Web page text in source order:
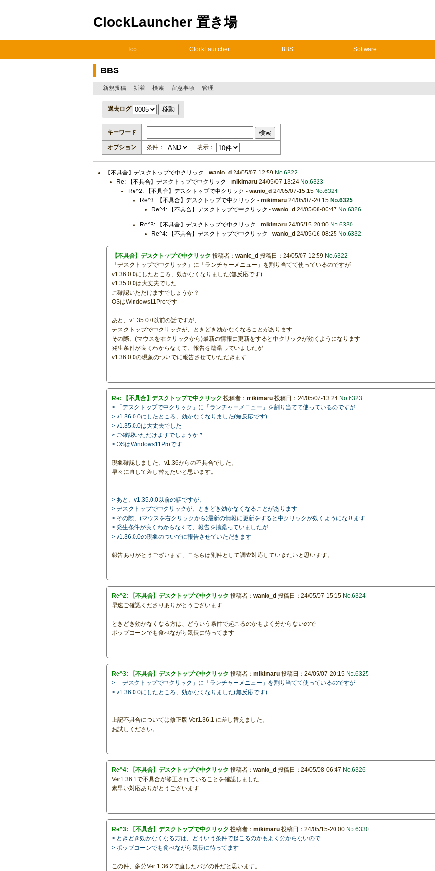
ClockLauncher 置き場
Top ClockLauncher BBS Software
BBS
新規投稿 新着 検索 留意事項 管理
過去ログ
キーワード
オプション 条件： 表示：
【不具合】デスクトップで中クリック - wanio_d 24/05/07-12:59 No.6322
Re: 【不具合】デスクトップで中クリック - mikimaru 24/05/07-13:24 No.6323
Re^2: 【不具合】デスクトップで中クリック - wanio_d 24/05/07-15:15 No.6324
Re^3: 【不具合】デスクトップで中クリック - mikimaru 24/05/07-20:15 No.6325
Re^4: 【不具合】デスクトップで中クリック - wanio_d 24/05/08-06:47 No.6326
Re^3: 【不具合】デスクトップで中クリック - mikimaru 24/05/15-20:00 No.6330
Re^4: 【不具合】デスクトップで中クリック - wanio_d 24/05/16-08:25 No.6332
【不具合】デスクトップで中クリック 投稿者：wanio_d 投稿日：24/05/07-12:59 No.6322
「デスクトップで中クリック」に「ランチャーメニュー」を割り当てて使っているのですが
v1.36.0.0にしたところ、効かなくなりました(無反応です)
v1.35.0.0は大丈夫でした
ご確認いただけますでしょうか？
OSはWindows11Proです
あと、v1.35.0.0以前の話ですが、
デスクトップで中クリックが、ときどき効かなくなることがあります
その際、(マウスを右クリックから)最新の情報に更新をすると中クリックが効くようになります
発生条件が良くわからなくて、報告を躊躇っていましたが
v1.36.0.0の現象のついでに報告させていただきます
Re: 【不具合】デスクトップで中クリック 投稿者：mikimaru 投稿日：24/05/07-13:24 No.6323
> 「デスクトップで中クリック」に「ランチャーメニュー」を割り当てて使っているのですが
> v1.36.0.0にしたところ、効かなくなりました(無反応です)
> v1.35.0.0は大丈夫でした
> ご確認いただけますでしょうか？
> OSはWindows11Proです
現象確認しました、v1.36からの不具合でした。
早々に直して差し替えたいと思います。
> あと、v1.35.0.0以前の話ですが、
> デスクトップで中クリックが、ときどき効かなくなることがあります
> その際、(マウスを右クリックから)最新の情報に更新をすると中クリックが効くようになります
> 発生条件が良くわからなくて、報告を躊躇っていましたが
> v1.36.0.0の現象のついでに報告させていただきます
報告ありがとうございます、こちらは別件として調査対応していきたいと思います。
Re^2: 【不具合】デスクトップで中クリック 投稿者：wanio_d 投稿日：24/05/07-15:15 No.6324
早速ご確認くださりありがとうございます
ときどき効かなくなる方は、どういう条件で起こるのかもよく分からないので
ポップコーンでも食べながら気長に待ってます
Re^3: 【不具合】デスクトップで中クリック 投稿者：mikimaru 投稿日：24/05/07-20:15 No.6325
> 「デスクトップで中クリック」に「ランチャーメニュー」を割り当てて使っているのですが
> v1.36.0.0にしたところ、効かなくなりました(無反応です)
上記不具合については修正版 Ver1.36.1 に差し替えました。
お試しください。
Re^4: 【不具合】デスクトップで中クリック 投稿者：wanio_d 投稿日：24/05/08-06:47 No.6326
Ver1.36.1で不具合が修正されていることを確認しました
素早い対応ありがとうございます
Re^3: 【不具合】デスクトップで中クリック 投稿者：mikimaru 投稿日：24/05/15-20:00 No.6330
> ときどき効かなくなる方は、どういう条件で起こるのかもよく分からないので
> ポップコーンでも食べながら気長に待ってます
この件、多分Ver 1.36.2で直したバグの件だと思います。